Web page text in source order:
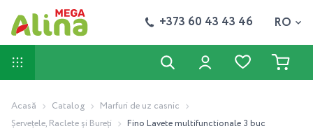
+373 60 43 43 46 RO
Acasă Catalog
Marfuri de uz casnic
Șervețele, Raclete și Bureți
Fino Lavete multifunctionale 3 buc